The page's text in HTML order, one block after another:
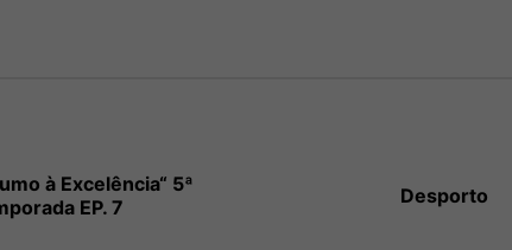
à Excelência“ 5ª
EP. 7
Desporto